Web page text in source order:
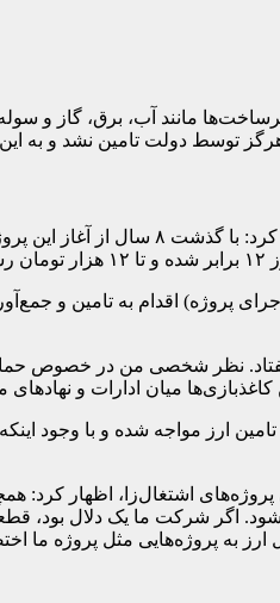
مانند آب، برق، گاز و
توسط دولت تامین نشد و
وی با بیان اینکه بارها از دولت و
فولاد ماهان زرندیه خاطرنشان کرد: اگر در سال ۱۳۹۰
نظر شخصی من در خصوص
میان ادارات و نهادهای
ارز مواجه شده و با وجود
اشتغال‌زا، اظهار کرد:
اگر شرکت ما یک دلال بود،
به پروژه‌هایی مثل پروژه ما